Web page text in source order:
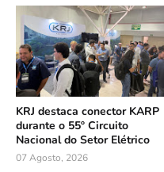
KRJ destaca conector KARP
durante o 55º Circuito
Nacional do Setor Elétrico
07 Agosto, 2026